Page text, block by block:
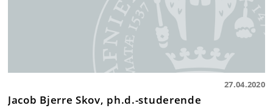
27.04.2020
Jacob Bjerre Skov, ph.d.-studerende